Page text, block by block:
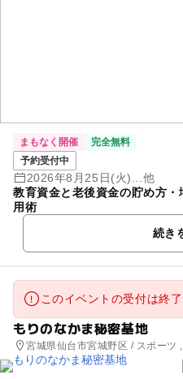
まもなく開催
完全無料
予約受付中
2026年8月25日(火)...他
教育資金と老後資金の貯め方
用術
続き
このイベントの受付は終了
もりのなかま秘密基地
宮城県仙台市宮城野区 / スポーツ
体験